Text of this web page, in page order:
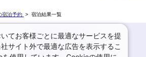
宿泊予約 > 宿泊結果一覧
プライバシーポリシー
規約集
てお客様ごとに最適なサービスを提
サイト外で最適な広告を表示するこ